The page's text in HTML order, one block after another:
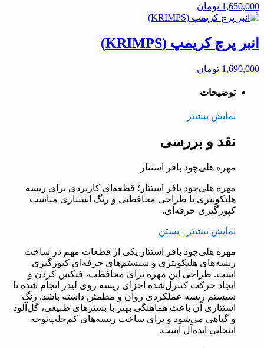
1,650,000 تومان
انبر پرچ کریمپ (KRIMPS)
1,690,000 تومان
توضیحات
نمایش بیشتر
نقد و بررسی
مهره هلی‌چود بافر استتار
مهره هلی‌چود بافر استتار؛ قطعه‌ای کاربردی برای ریسه
هلیکوپتری با طراحی محافظتی و رنگ استتاری مناسب
کپورگیری حرفه‌ای.
نمایش بیشتر - بستن
مهره هلی‌چود بافر استتار یکی از قطعات مهم در ساخت
ریسه‌های هلیکوپتری و سیستم‌های حرفه‌ای کپورگیری
است. طراحی این مهره برای محافظت، فیکس کردن و
ایجاد حرکت کنترل‌شده اجزای ریسه روی لیدر انجام شده تا
سیستم ریسه عملکردی روان و مطمئن داشته باشد. رنگ
استتاری آن باعث هماهنگی بهتر با بسترهای طبیعی، گل‌آلود
و گیاهی می‌شود و برای ساخت ریسه‌های کم‌جلب‌توجه
انتخابی ایده‌آل است.